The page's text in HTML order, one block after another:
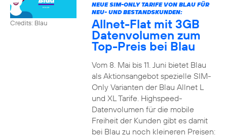
Credits: Blau
NEUE SIM-ONLY TARIFE VON BLAU FÜR
NEU- UND BESTANDSKUNDEN:
Allnet-Flat mit 3GB
Datenvolumen zum
Top-Preis bei Blau
Vom 8. Mai bis 11. Juni bietet Blau
als Aktionsangebot spezielle SIM-
Only Varianten der Blau Allnet L
und XL Tarife. Highspeed-
Datenvolumen für die mobile
Freiheit der Kunden gibt es damit
bei Blau zu noch kleineren Preisen: